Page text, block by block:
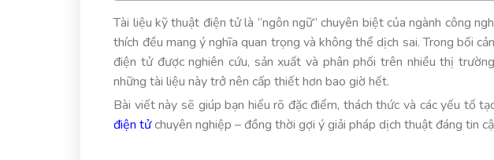
Tài liệu kỹ thuật điện tử là “ngôn ngữ” chuyên biệt của ngành công
thích đều mang ý nghĩa quan trọng và không thể dịch sai. Trong bối
điện tử được nghiên cứu, sản xuất và phân phối trên nhiều thị
những tài liệu này trở nên cấp thiết hơn bao giờ hết.
Bài viết này sẽ giúp bạn hiểu rõ đặc điểm, thách thức và các yếu tố
điện tửchuyên nghiệp – đồng thời gợi ý giải pháp dịch thuật đáng tin